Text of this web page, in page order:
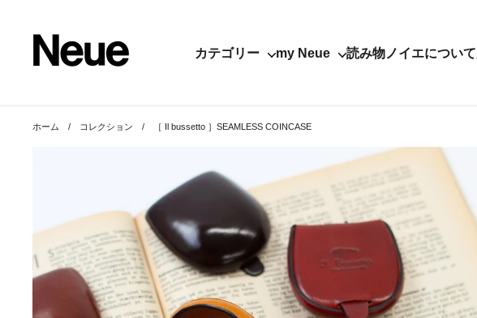
カテゴリー my Neue 読み物 ノイエについて
ホーム / コレクション / ［ Il bussetto ］SEAMLESS COINCASE